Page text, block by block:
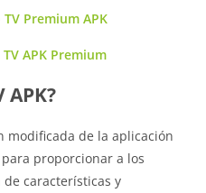
Premium APK
APK Premium
APK?
modificada de la aplicación
proporcionar a los
características y